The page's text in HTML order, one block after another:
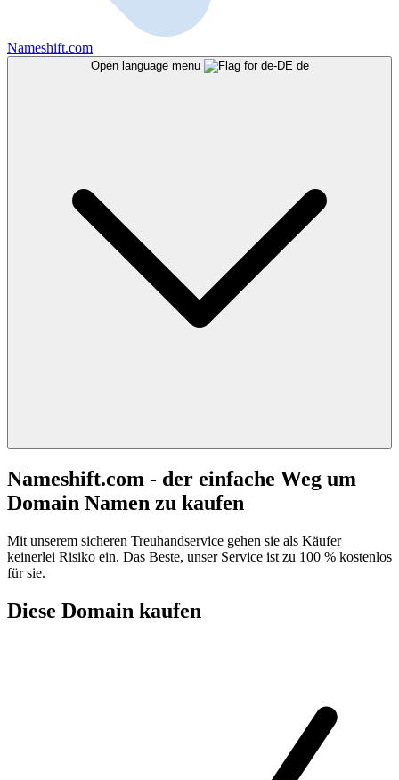
Nameshift.com
Open language menu de
Nameshift.com - der einfache Weg um
Domain Namen zu kaufen
Mit unserem sicheren Treuhandservice gehen sie als Käufer
keinerlei Risiko ein. Das Beste, unser Service ist zu 100 % kostenlos
für sie.
Diese Domain kaufen